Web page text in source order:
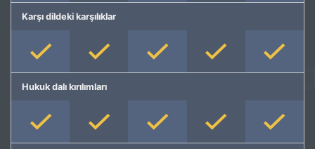
Karşı dildeki karşılıklar
Hukuk dalı kırılımları